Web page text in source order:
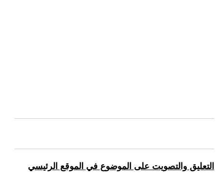
التعليق والتصويت على الموضوع في الموقع الرئيسي